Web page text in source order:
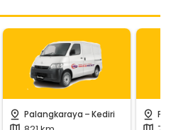
pin_drop Palangkaraya -Kediri pin_drop